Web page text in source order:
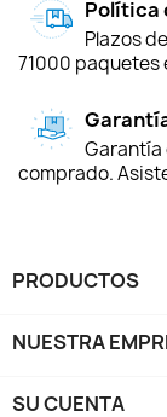
Política
Plazos
71000 paquetes
Garantía
comprado.
PRODUCTOS
NUESTRA
SU CUENTA